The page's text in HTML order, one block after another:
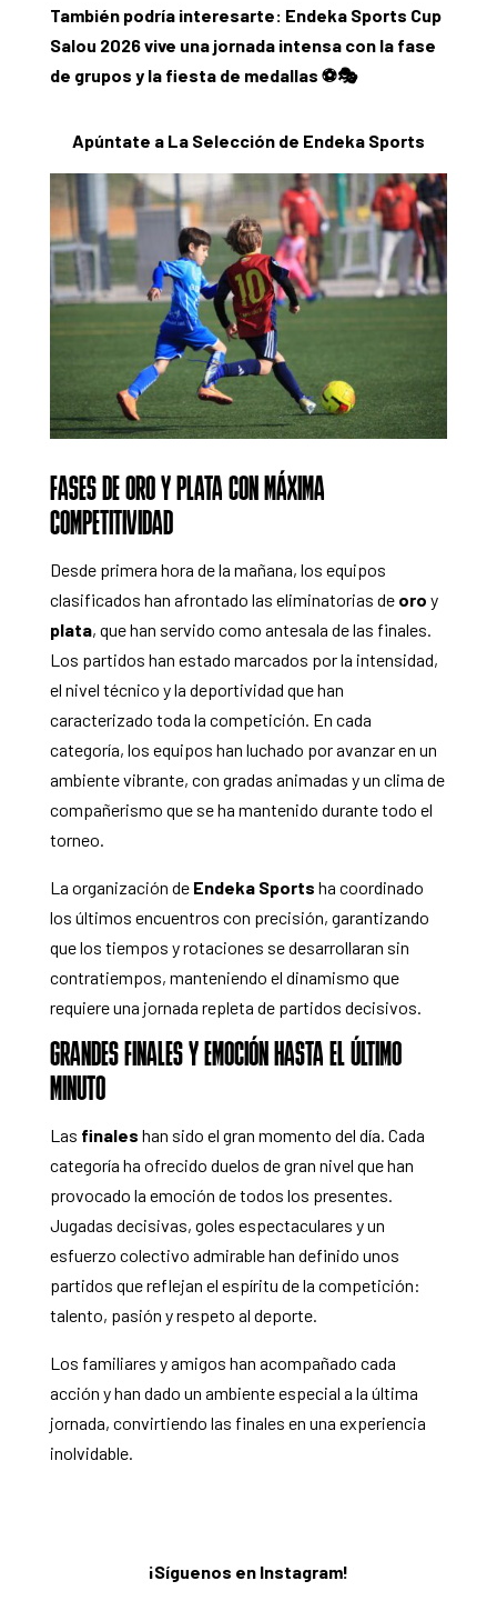
También podría interesarte: Endeka Sports Cup
Salou 2026 vive una jornada intensa con la fase
de grupos y la fiesta de medallas ⚽️🎭
Apúntate a La Selección de Endeka Sports
FASES DE ORO Y PLATA CON MÁXIMA
COMPETITIVIDAD
Desde primera hora de la mañana, los equipos
clasificados han afrontado las eliminatorias de oro y
plata, que han servido como antesala de las finales.
Los partidos han estado marcados por la intensidad,
el nivel técnico y la deportividad que han
caracterizado toda la competición. En cada
categoría, los equipos han luchado por avanzar en un
ambiente vibrante, con gradas animadas y un clima de
compañerismo que se ha mantenido durante todo el
torneo.
La organización de Endeka Sports ha coordinado
los últimos encuentros con precisión, garantizando
que los tiempos y rotaciones se desarrollaran sin
contratiempos, manteniendo el dinamismo que
requiere una jornada repleta de partidos decisivos.
GRANDES FINALES Y EMOCIÓN HASTA EL ÚLTIMO
MINUTO
Las finales han sido el gran momento del día. Cada
categoría ha ofrecido duelos de gran nivel que han
provocado la emoción de todos los presentes.
Jugadas decisivas, goles espectaculares y un
esfuerzo colectivo admirable han definido unos
partidos que reflejan el espíritu de la competición:
talento, pasión y respeto al deporte.
Los familiares y amigos han acompañado cada
acción y han dado un ambiente especial a la última
jornada, convirtiendo las finales en una experiencia
inolvidable.
¡Síguenos en Instagram!